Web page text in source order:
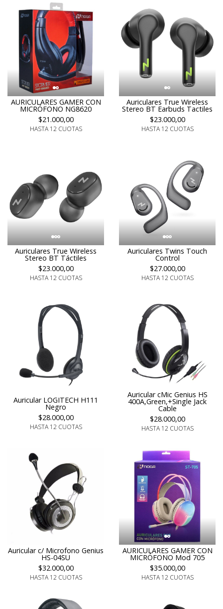
AURICULARES GAMER CON
MICRÓFONO NG8620
$21.000,00
HASTA 12 CUOTAS
Auriculares True Wireless
Stereo BT Earbuds Tactiles
$23.000,00
HASTA 12 CUOTAS
Auriculares True Wireless
Stereo BT Táctiles
$23.000,00
HASTA 12 CUOTAS
Auriculares Twins Touch
Control
$27.000,00
HASTA 12 CUOTAS
Auricular LOGITECH H111
Negro
$28.000,00
HASTA 12 CUOTAS
Auricular cMic Genius HS
400A,Green,+Single Jack
Cable
$28.000,00
HASTA 12 CUOTAS
Auricular c/ Microfono Genius
HS-04SU
$32.000,00
HASTA 12 CUOTAS
AURICULARES GAMER CON
MICRÓFONO Mod 705
$35.000,00
HASTA 12 CUOTAS